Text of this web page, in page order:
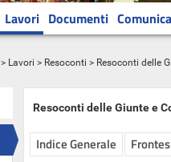
Lavori Documenti
> Lavori > Resoconti > Resoconti delle
Resoconti delle Giunte e
Indice Generale